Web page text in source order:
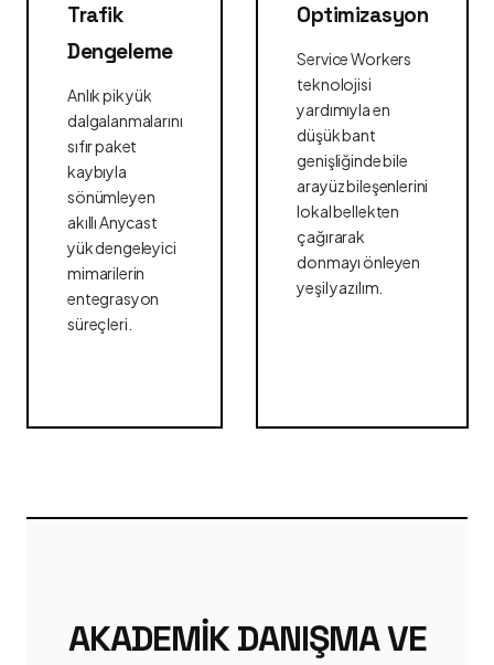
Trafik
Dengeleme
Anlık pik yük
dalgalanmalarını
sıfır paket
kaybıyla
sönümleyen
akıllı Anycast
yük dengeleyici
mimarilerin
entegrasyon
süreçleri.
Optimizasyon
Service Workers
teknolojisi
yardımıyla en
düşük bant
genişliğinde bile
arayüz bileşenlerini
lokal bellekten
çağırarak
donmayı önleyen
yeşil yazılım.
AKADEMIK DANIŞMA VE